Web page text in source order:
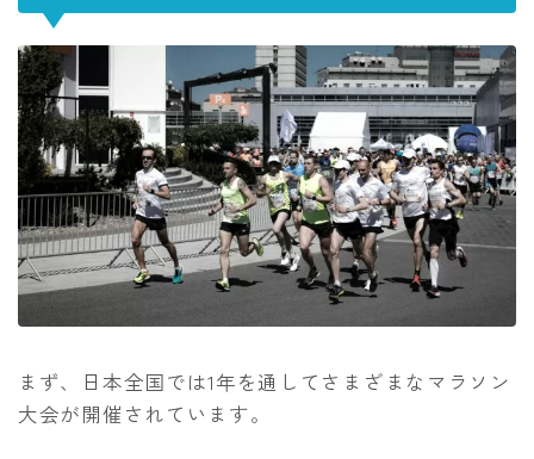
まず、日本全国では1年を通してさまざまなマラソン
大会が開催されています。